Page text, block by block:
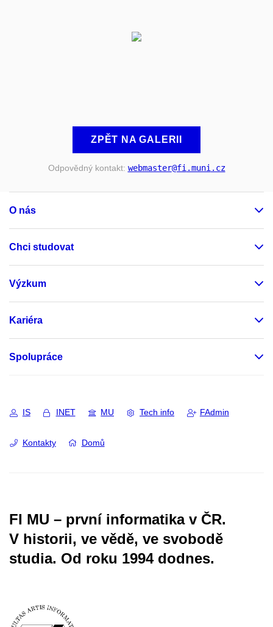
ZPĚT NA GALERII
Odpovědný kontakt: webmaster@fi .muni .cz
O nás
Chci studovat
Výzkum
Kariéra
Spolupráce
IS INET MU Tech info FAdmin
Kontakty Domů
FI MU – první informatika v ČR.
V historii, ve vědě, ve svobodě
studia. Od roku 1994 dodnes.